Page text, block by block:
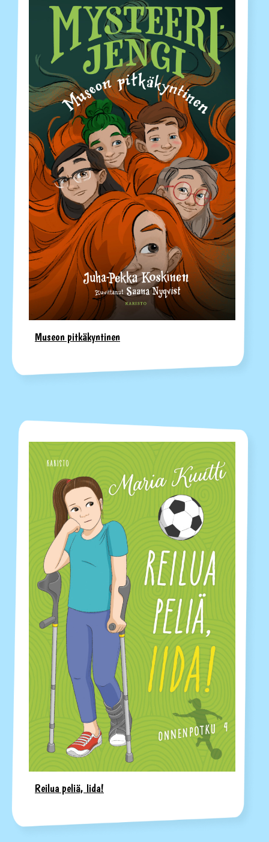
Museon pitkäkyntinen
Reilua peliä, Iida!